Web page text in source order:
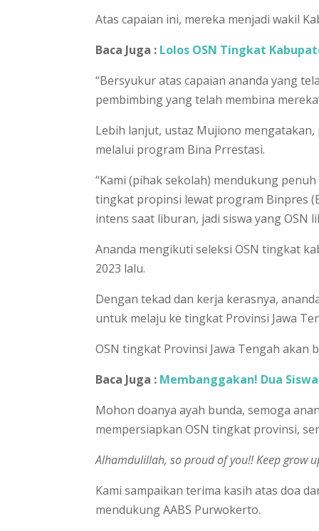
Atas capaian ini, mereka menjadi wakil
Baca Juga : Lolos OSN Tingkat
“Bersyukur atas capaian ananda yang
pembimbing yang telah membina
Lebih lanjut, ustaz Mujiono
melalui program Bina Prrestasi.
“Kami (pihak sekolah) mendukung
tingkat propinsi lewat program Binpres
intens saat liburan, jadi siswa yang OSN
Ananda mengikuti seleksi OSN tingkat
2023 lalu.
Dengan tekad dan kerja kerasnya,
untuk melaju ke tingkat Provinsi Jawa
OSN tingkat Provinsi Jawa Tengah akan
Baca Juga : Membanggakan! Dua
Mohon doanya ayah bunda, semoga
mempersiapkan OSN tingkat provinsi,
Alhamdulillah, so proud of you!! Keep grow
Kami sampaikan terima kasih atas doa
mendukung AABS Purwokerto.